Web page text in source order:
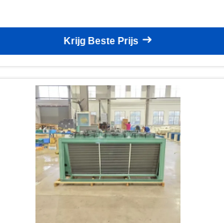
Krijg Beste Prijs